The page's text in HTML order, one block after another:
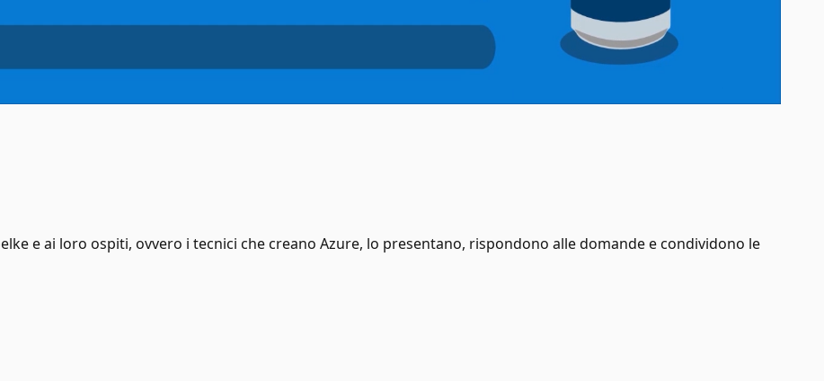
e ai loro ospiti, ovvero i tecnici che creano Azure, lo presentano, rispondono alle domande e condividono le